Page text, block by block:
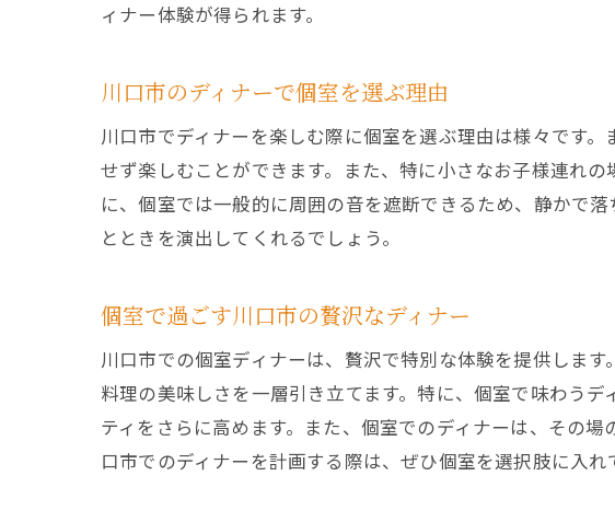
家
川
家
川口市
お
個
ィナー体験が得られます。
川口市のディナーで個室を選ぶ理由
川口市でディナーを楽しむ際に個室を選ぶ理由は様々です
せず楽しむことができます。また、特に小さなお子様連れ
に、個室では一般的に周囲の音を遮断できるため、静かで
とときを演出してくれるでしょう。
個室で過ごす川口市の贅沢なディナー
川口市での個室ディナーは、贅沢で特別な体験を提供しま
料理の美味しさを一層引き立てます。特に、個室で味わう
ティをさらに高めます。また、個室でのディナーは、その
口市でのディナーを計画する際は、ぜひ個室を選択肢に入れ